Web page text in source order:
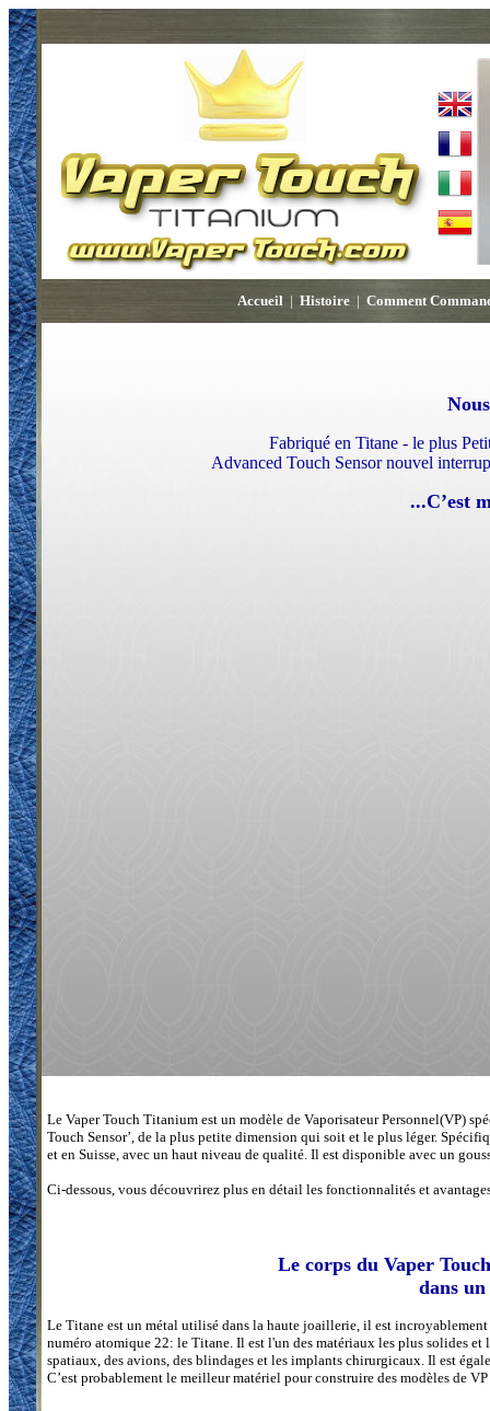
Accueil | Histoire | Comment
Fabriqué en Titane - le plus
Advanced Touch Sensor nouvel
...C’est
Le Vaper Touch Titanium est un modèle de Vaporisateur Personnel(VP)
Touch Sensor’, de la plus petite dimension qui soit et le plus léger.
et en Suisse, avec un haut niveau de qualité. Il est disponible avec un
Ci-dessous, vous découvrirez plus en détail les fonctionnalités et
Le corps du Vaper
dans
Le Titane est un métal utilisé dans la haute joaillerie, il est
numéro atomique 22: le Titane. Il est l'un des matériaux les plus solides
spatiaux, des avions, des blindages et les implants chirurgicaux. Il est
C’est probablement le meilleur matériel pour construire des modèles de